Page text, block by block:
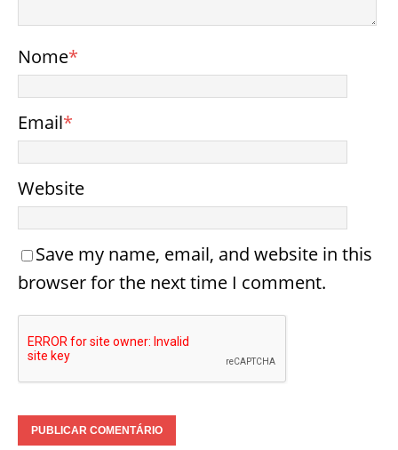
Nome*
Email*
Website
Save my name, email, and website in this
browser for the next time I comment.